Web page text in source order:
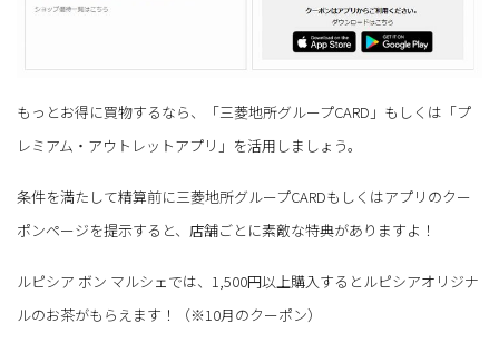
もっとお得に買物するなら、「三菱地所グループCARD」もしくは「プ
レミアム・アウトレットアプリ」を活用しましょう。
条件を満たして精算前に三菱地所グループCARDもしくはアプリのクー
ポンページを提示すると、店舗ごとに素敵な特典がありますよ！
ルピシア ボン マルシェでは、1,500円以上購入するとルピシアオリジナ
ルのお茶がもらえます！（※10月のクーポン）